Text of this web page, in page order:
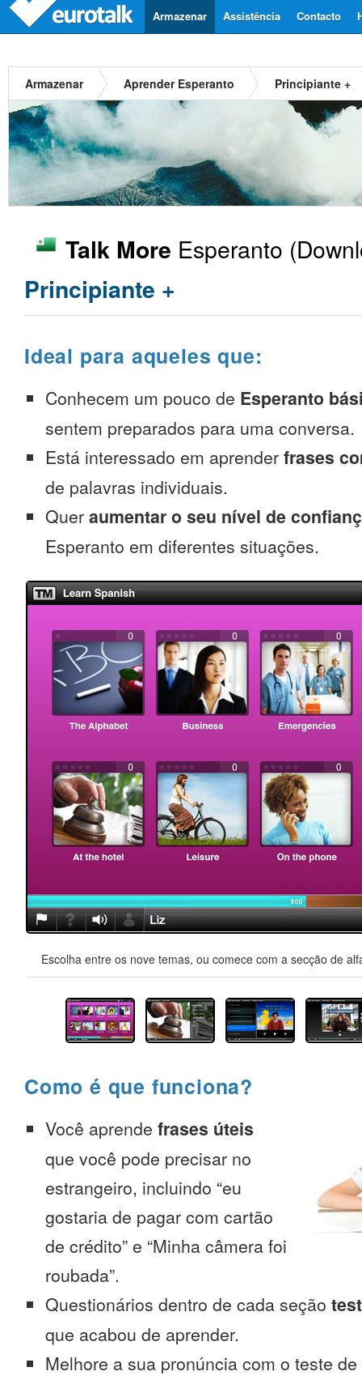
Contacto
Assistência
Armazenar
Armazenar Aprender Esperanto Principiante +
Talk More Esperanto
Principiante +
Ideal para aqueles que:
Conhecem um pouco de Esperanto
sentem preparados para uma conversa.
Está interessado em aprender frases
de palavras individuais.
Quer aumentar o seu nível de
Esperanto em diferentes situações.
Escolha entre os nove temas, ou comece com a secção de
Como é que funciona?
Você aprende frases úteis
que você pode precisar no
estrangeiro, incluindo “eu
gostaria de pagar com cartão
de crédito” e “Minha câmera foi
roubada”.
Questionários dentro de cada seção
que acabou de aprender.
Melhore a sua pronúncia com o teste